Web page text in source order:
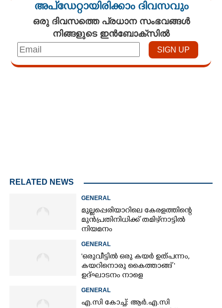
അപ്ഡേറ്റായിരിക്കാം ദിവസവും
ഒരു ദിവസത്തെ പ്രധാന സംഭവങ്ങൾ
നിങ്ങളുടെ ഇൻബോക്സിൽ
RELATED NEWS
GENERAL
മുല്ലപ്പെരിയാറിലെ കേരളത്തിന്റെ
മുൻപ്രതിനിധിക്ക് തമിഴ്നാട്ടിൽ
നിയമനം
GENERAL
'ഒരുവീട്ടിൽ ഒരു കയർ ഉത്പന്നം,
കയറിനൊരു കൈത്താങ്ങ് '
ഉദ്ഘാടനം നാളെ
GENERAL
എ.സി കോച്ച്: ആർ.എ.സി